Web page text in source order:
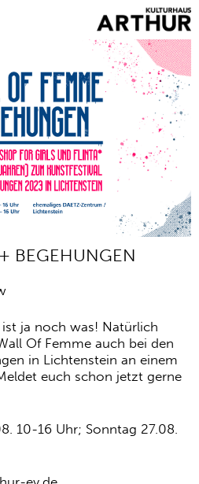
/
BEGEHUNGEN
ja noch was! Natürlich
Of Femme auch bei den
in Lichtenstein an einem
euch schon jetzt gerne
10-16 Uhr; Sonntag 27.08.